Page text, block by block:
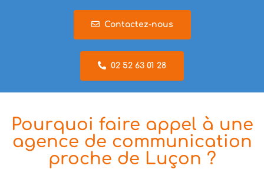
Contactez-nous
02 52 63 01 28
Pourquoi faire appel à une
agence de communication
proche de Luçon ?